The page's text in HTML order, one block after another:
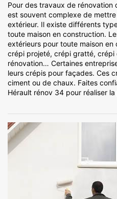
Pour des travaux de
est souvent complexe de
extérieur. Il existe différents
toute maison en construction.
extérieurs pour toute maison
crépi projeté, crépi gratté,
rénovation… Certaines
leurs crépis pour façades. Ces
ciment ou de chaux. Faites
Hérault rénov 34 pour réaliser